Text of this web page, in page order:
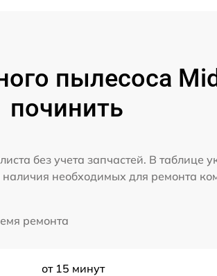
пылесоса
починить
без учета запчастей. В таблице
наличия необходимых для ремонта
ремонта
от 15 минут